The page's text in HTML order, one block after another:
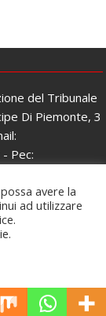
del Tribunale
Di Piemonte, 3
Pec:
fiscale:
del 06/02/2017
by
avere la
ad utilizzare